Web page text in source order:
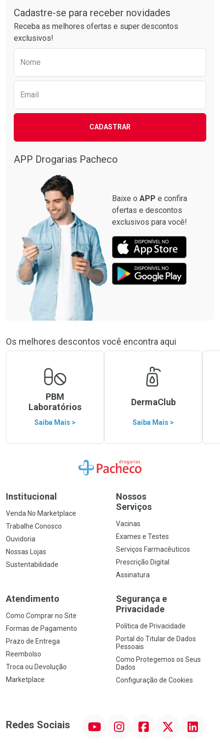
Por R$ 21,86/cada
Por R$ 39,99/cada
Cadastre-se para receber novidades
Receba as melhores ofertas e super descontos
exclusivos!
Nome
Email
CADASTRAR
APP Drogarias Pacheco
Baixe o APP e confira
ofertas e descontos
exclusivos para você!
Os melhores descontos você encontra aqui
PBM
Laboratórios
Saiba Mais >
DermaClub
Saiba Mais >
Ir para a Home
Institucional
Venda No Marketplace
Trabalhe Conosco
Ouvidoria
Nossas Lojas
Sustentabilidade
Nossos
Serviços
Vacinas
Exames e Testes
Serviços Farmacêuticos
Prescrição Digital
Assinatura
Atendimento
Como Comprar no Site
Formas de Pagamento
Prazo de Entrega
Reembolso
Troca ou Devolução
Marketplace
Segurança e
Privacidade
Política de Privacidade
Portal do Titular de Dados
Pessoais
Como Protegemos os Seus
Dados
Configuração de Cookies
Redes Sociais InstagramFacebook Linkedin